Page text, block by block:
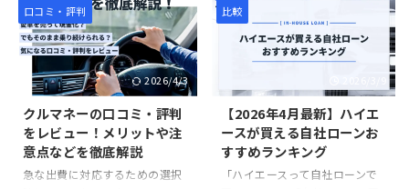
スにリースで乗るならKINTO」
というイメージを持っている人
は多いでしょう。しかし、
KINTOは月額が高めに設定され
ているのが大きなデメリットで
す。 そこで本記事では、レクサ
スにリースで乗りたい人に向け
た、おすすめカーリース5社を
紹介しています。KINTOよりも
月額が安く、しかもサービスが
「他のカーリースと比べて安
い？高い？」だと思います。 そ
こで本記事では、モビカリと他
のカーリースの月額を比較し、
を解説しています。モビカリの
安さやサービス内容が気になっ
ている人は、ぜひ参考にしてみ
てください。 モビカリは安い？
他社カーリースとの月額比較 さ
口コミ・評判
2026/4/3
クルマネーの口コミ・評判
をレビュー！メリットや注
意点などを徹底解説
急な出費に対応するための選択
比較
【2026年4月最新】ハイエ
ースが買える自社ローンお
すすめランキング
「ハイエースって自社ローンで